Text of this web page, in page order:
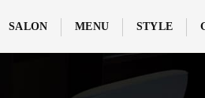
SALON MENU STYLE